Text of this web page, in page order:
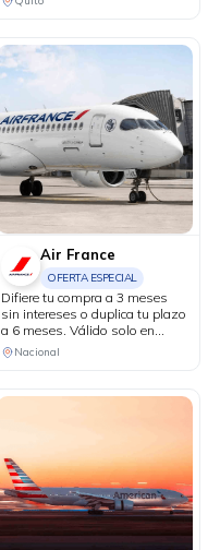
vía Bogotá.
Air France
OFERTA ESPECIAL
Difiere tu compra a 3 meses
sin intereses o duplica tu plazo
a 6 meses. Válido solo en
puntos de venta físicos y
agencias de viaje.
Nacional